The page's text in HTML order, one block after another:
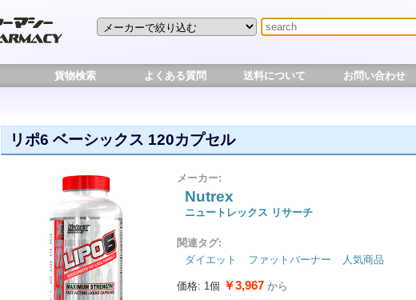
貨物検索 よくある質問 送料について お問い合わせ
リポ6 ベーシックス 120カプセル
メーカー:
Nutrex
ニュートレックス リサーチ
関連タグ:
ダイエット
ファットバーナー 人気商品
価格: 1個 ￥3,967 から